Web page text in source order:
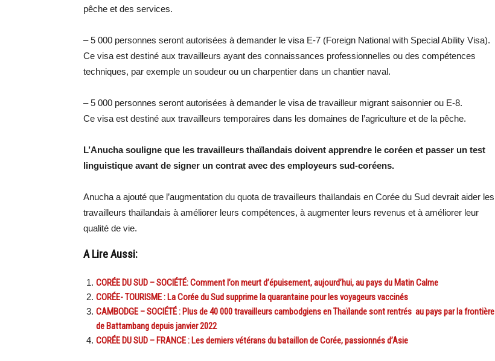
pêche et des services.
– 5 000 personnes seront autorisées à demander le visa E-7 (Foreign National with Special Ability Visa).
Ce visa est destiné aux travailleurs ayant des connaissances professionnelles ou des compétences
techniques, par exemple un soudeur ou un charpentier dans un chantier naval.
– 5 000 personnes seront autorisées à demander le visa de travailleur migrant saisonnier ou E-8.
Ce visa est destiné aux travailleurs temporaires dans les domaines de l’agriculture et de la pêche.
L’Anucha souligne que les travailleurs thaïlandais doivent apprendre le coréen et passer un test
linguistique avant de signer un contrat avec des employeurs sud-coréens.
Anucha a ajouté que l’augmentation du quota de travailleurs thaïlandais en Corée du Sud devrait aider les
travailleurs thaïlandais à améliorer leurs compétences, à augmenter leurs revenus et à améliorer leur
qualité de vie.
A Lire Aussi:
CORÉE DU SUD – SOCIÉTÉ: Comment l’on meurt d’épuisement, aujourd’hui, au pays du Matin Calme
CORÉE- TOURISME : La Corée du Sud supprime la quarantaine pour les voyageurs vaccinés
CAMBODGE – SOCIÉTÉ : Plus de 40 000 travailleurs cambodgiens en Thaïlande sont rentrés au pays par la frontière
de Battambang depuis janvier 2022
CORÉE DU SUD – FRANCE : Les derniers vétérans du bataillon de Corée, passionnés d’Asie